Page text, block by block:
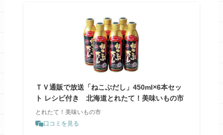
ＴＶ通販で放送「ねこぶだし」450ml×6本セッ
ト レシピ付き 北海道とれたて！美味いもの市
とれたて！美味いもの市
口コミを見る